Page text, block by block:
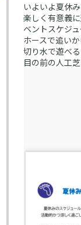
いよいよ夏休み
楽しく有意義
ベントスケジ
ホースで追い
切り水で遊べ
目の前の人工